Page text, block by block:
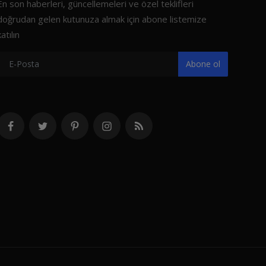
son haberleri, güncellemeleri ve özel teklifleri
gelen kutunuza almak için abone listemize
Abone ol